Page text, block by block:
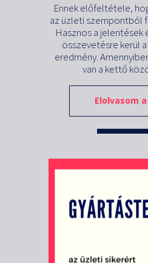
Ennek előfeltétele,
az üzleti szempontból
Hasznos a jelentések
összevetésre kerül
eredmény.
van a kettő
Elolvasom